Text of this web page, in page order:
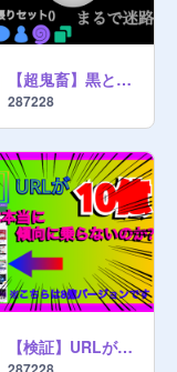
【超鬼畜】黒と白しかないプラットフォーマー Platformer only Black and White
287228
【検証】URLが10億以上は本当に傾向に乗らないのか？ 8億バージョン